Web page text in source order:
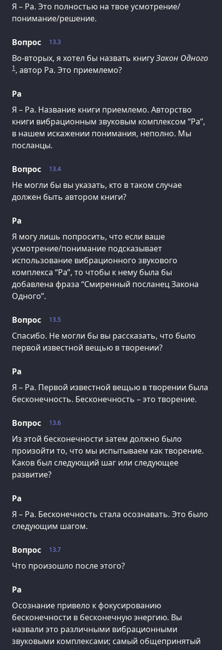
Я – Ра. Это полностью на твое усмотрение/
понимание/решение.
13.3
Вопрос
Во-вторых, я хотел бы назвать книгуЗакон Одного
1, автор Ра. Это приемлемо?
Ра
Я – Ра. Название книги приемлемо. Авторство
книги вибрационным звуковым комплексом “Ра”,
в нашем искажении понимания, неполно. Мы
посланцы.
13.4
Вопрос
Не могли бы вы указать, кто в таком случае
должен быть автором книги?
Ра
Я могу лишь попросить, что если ваше
усмотрение/понимание подсказывает
использование вибрационного звукового
комплекса “Ра”, то чтобы к нему была бы
добавлена фраза “Смиренный посланец Закона
Одного”.
13.5
Вопрос
Спасибо. Не могли бы вы рассказать, что было
первой известной вещью в творении?
Ра
Я – Ра. Первой известной вещью в творении была
бесконечность. Бесконечность – это творение.
13.6
Вопрос
Из этой бесконечности затем должно было
произойти то, что мы испытываем как творение.
Каков был следующий шаг или следующее
развитие?
Ра
Я – Ра. Бесконечность стала осознавать. Это было
следующим шагом.
13.7
Вопрос
Что произошло после этого?
Ра
Осознание привело к фокусированию
бесконечности в бесконечную энергию. Вы
назвали это различными вибрационными
звуковыми комплексами; самый общепринятый